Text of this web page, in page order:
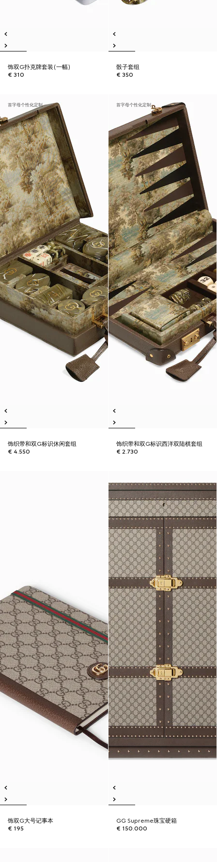
饰双G扑克牌套装(一幅)
€ 310
骰子套组
€ 350
首字母个性化定制
饰织带和双G标识休闲套组
€ 4.550
首字母个性化定制
饰织带和双G标识西洋双陆棋套组
€ 2.730
饰双G大号记事本
€ 195
GG Supreme珠宝硬箱
€ 150.000